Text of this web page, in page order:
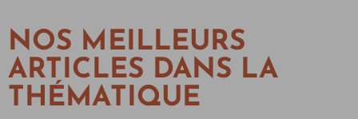
NOS MEILLEURS
ARTICLES DANS LA
THÉMATIQUE